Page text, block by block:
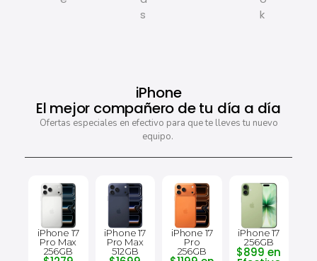
s
k
iPhone
El mejor compañero de tu día a día
Ofertas especiales en efectivo para que te lleves tu nuevo
equipo.
iPhone 17
Pro Max
256GB
iPhone 17
Pro Max
512GB
iPhone 17
Pro
256GB
iPhone 17
256GB
$899 en